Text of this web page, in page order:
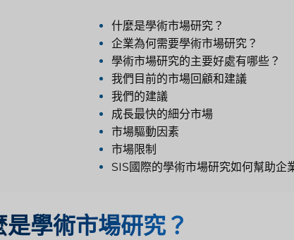
什麼是學術市場研究？
企業為何需要學術市場研究？
學術市場研究的主要好處有哪些？
我們目前的市場回顧和建議
我們的建議
成長最快的細分市場
市場驅動因素
市場限制
SIS國際的學術市場研究如何幫助企
是學術市場研究？